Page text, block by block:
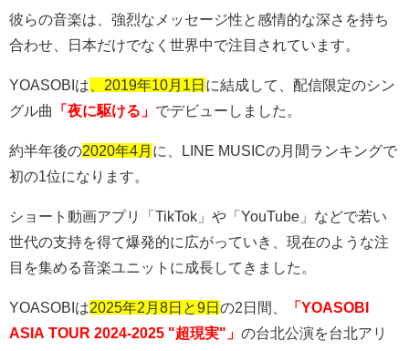
彼らの音楽は、強烈なメッセージ性と感情的な深さを持ち
合わせ、日本だけでなく世界中で注目されています。
YOASOBI は 、2019年10月1日 に結成して、配信限定のシン
グル曲
「夜に駆ける」 でデビューしました。
約半年後の2020年4月 に、 LINE MUSICの月間ランキングで
初の1 位になります。
ショート動画アプリ「 TikTok 」や「 YouTube 」などで若い
世代の支持を得て爆発的に広がっていき、現在のような注
目を集める音楽ユニットに成長してきました。
YOASOBI は2025年2月8日と9日 の2 日間、
「YOASOBI
ASIA TOUR 2024-2025 "超現実"」 の台北公演を台北アリ